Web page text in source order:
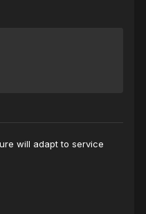
will adapt to service